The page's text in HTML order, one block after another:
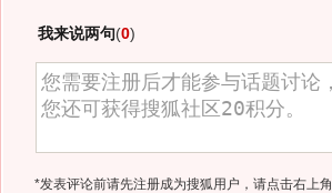
我来说两句(0)
*发表评论前请先注册成为搜狐用户，请点击右上角